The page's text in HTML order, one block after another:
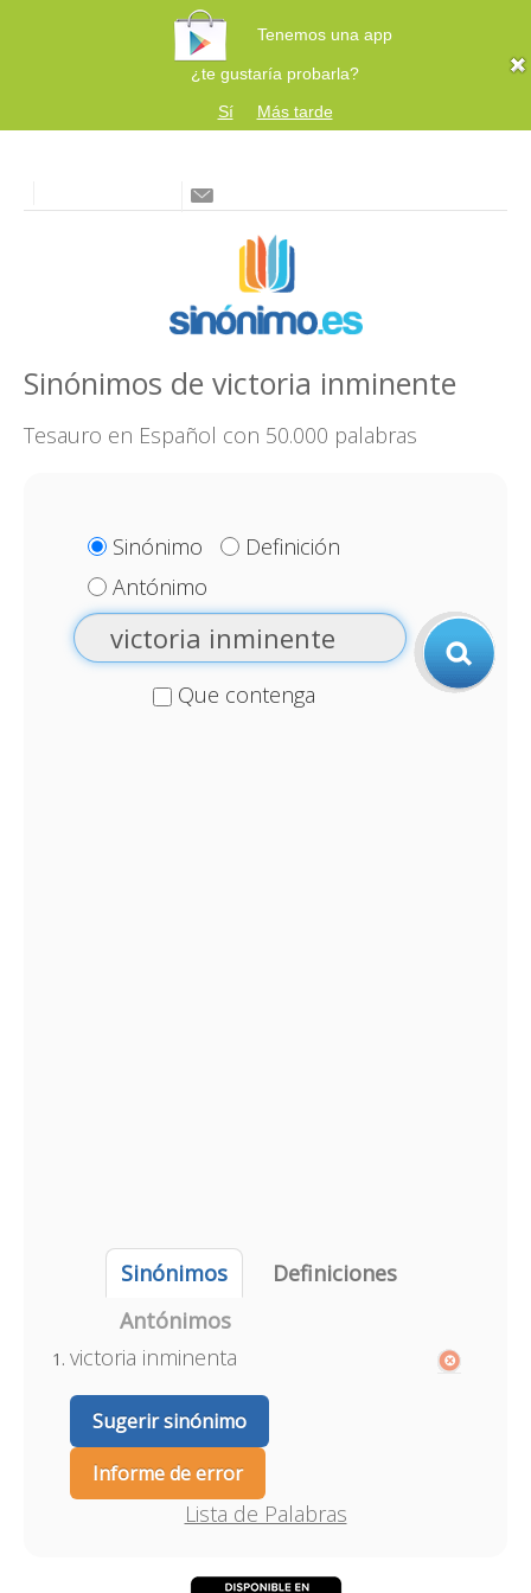
Tenemos una app
¿te gustaría probarla?
Sí
Más tarde
Sinónimos de victoria inminente
Tesauro en Español con 50.000 palabras
Sinónimo
Definición
Antónimo
Que contenga
Sinónimos
Definiciones
Antónimos
victoria inminenta
Sugerir sinónimo
Informe de error
Lista de Palabras